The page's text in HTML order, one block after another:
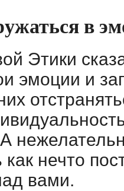
в
Этики
эмоции и
нечто
вами.